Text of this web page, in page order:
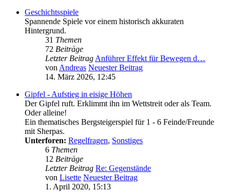
Geschichtsspiele
Spannende Spiele vor einem historisch akkuraten
Hintergrund.
31 Themen
72 Beiträge
Letzter BeitragAnführer Effekt für Bewegen d…
vonAndreas Neuester Beitrag
14. März 2026, 12:45
Gipfel - Aufstieg in eisige Höhen
Der Gipfel ruft. Erklimmt ihn im Wettstreit oder als Team.
Oder alleine!
Ein thematisches Bergsteigerspiel für 1 - 6 Feinde/Freunde
mit Sherpas.
Unterforen: Regelfragen, Sonstiges
6 Themen
12 Beiträge
Letzter Beitrag Re: Gegenstände
von Lisette Neuester Beitrag
1. April 2020, 15:13